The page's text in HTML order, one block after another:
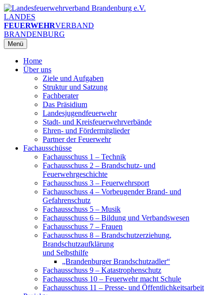
Zum
Inhalt
springen
LANDES
FEUERWEHRVERBAND
BRANDENBURG
Menü
Home
Über uns
Ziele und Aufgaben
Struktur und Satzung
Fachberater
Das Präsidium
Landesjugendfeuerwehr
Stadt- und Kreisfeuerwehrverbände
Ehren- und Fördermitglieder
Partner der Feuerwehr
Fachausschüsse
Fachausschuss 1 – Technik
Fachausschuss 2 – Brandschutz- und
Feuerwehrgeschichte
Fachausschuss 3 – Feuerwehrsport
Fachausschuss 4 – Vorbeugender Brand- und
Gefahrenschutz
Fachausschuss 5 – Musik
Fachausschuss 6 – Bildung und Verbandswesen
Fachausschuss 7 – Frauen
Fachausschuss 8 – Brandschutzerziehung,
Brandschutzaufklärung
und Selbsthilfe
„Brandenburger Brandschutzadler“
Fachausschuss 9 – Katastrophenschutz
Fachausschuss 10 – Feuerwehr macht Schule
Fachausschuss 11 – Presse- und Öffentlichkeitsarbeit